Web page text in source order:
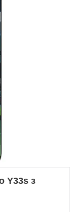
Y33s з